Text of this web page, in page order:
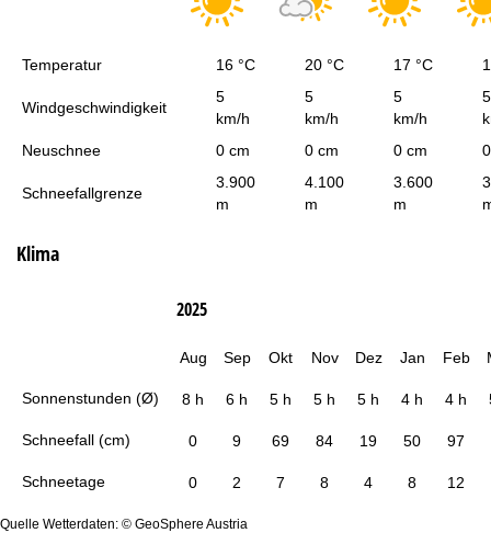
Temperatur 16 °C 20 °C 17 °C
Windgeschwindigkeit
5
km/h
5
km/h
5
km/h
5
Neuschnee
0 cm 0 cm 0 cm
Schneefallgrenze
3.900
m
4.100
m
3.600
m
Klima
Sonnenstunden (Ø)
Schneefall (cm)
Schneetage
2025
Aug Sep Okt Nov Dez Jan Feb
8 h 6 h 5 h 5 h 5 h 4 h 4 h
0 9 69 84 19 50 97
0 2 7 8 4 8 12
Quelle Wetterdaten: © GeoSphere Austria